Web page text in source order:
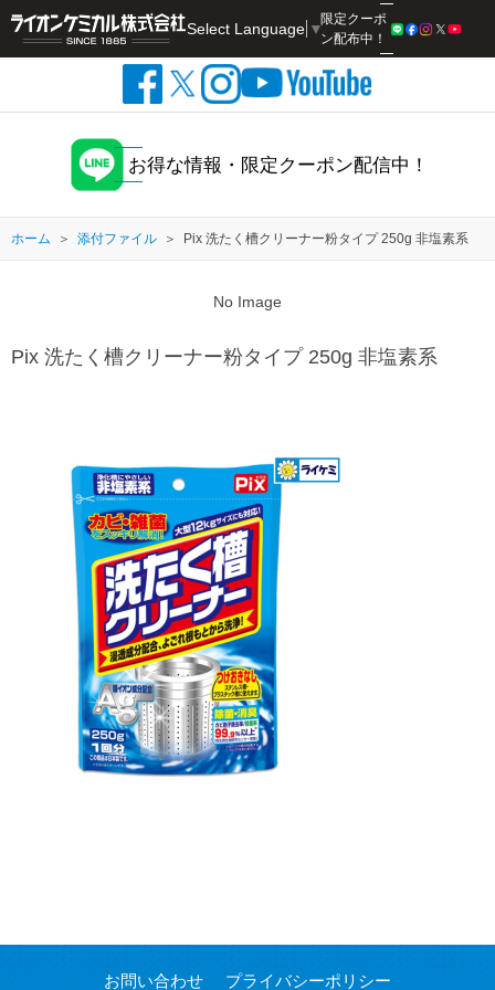
Select Language ▼
限定クーポ
ン配布中！
お得な情報・限定クーポン配信中！
ホーム 添付ファイル Pix 洗たく槽クリーナー粉タイプ 250g 非塩素系
No Image
Pix 洗たく槽クリーナー粉タイプ 250g 非塩素系
お問い合わせ プライバシーポリシー
検索